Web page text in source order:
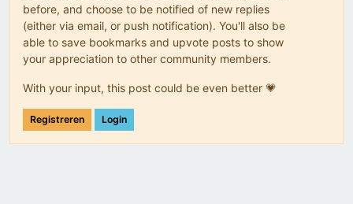
before, and choose to be notified of new replies
(either via email, or push notification). You'll also be
able to save bookmarks and upvote posts to show
your appreciation to other community members.
With your input, this post could be even better 💗
Registreren Login